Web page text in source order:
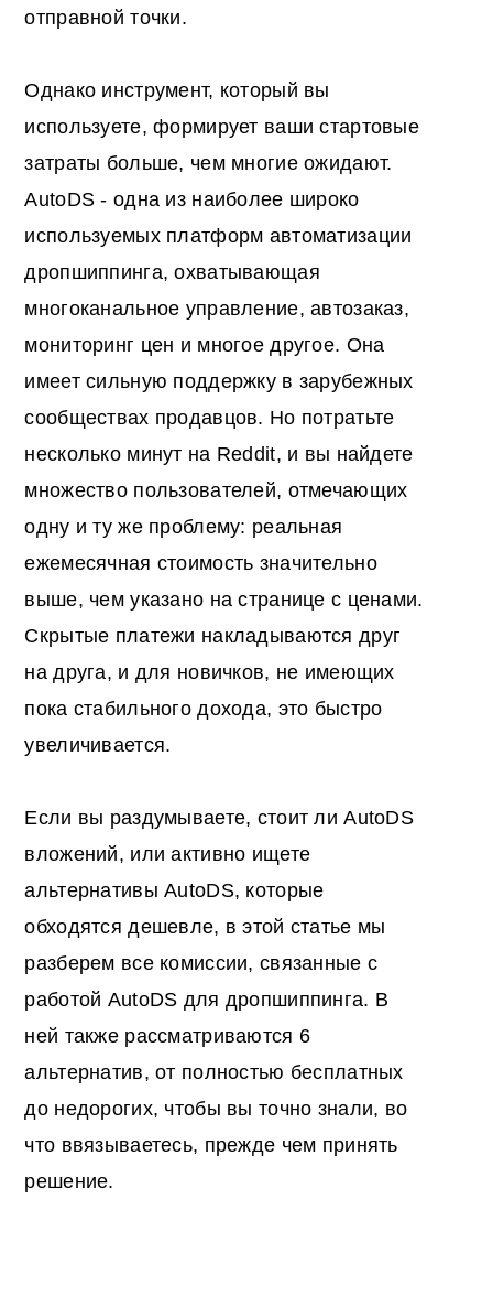
отправной точки.
Однако инструмент, который вы
используете, формирует ваши стартовые
затраты больше, чем многие ожидают.
AutoDS - одна из наиболее широко
используемых платформ автоматизации
дропшиппинга, охватывающая
многоканальное управление, автозаказ,
мониторинг цен и многое другое. Она
имеет сильную поддержку в зарубежных
сообществах продавцов. Но потратьте
несколько минут на Reddit, и вы найдете
множество пользователей, отмечающих
одну и ту же проблему: реальная
ежемесячная стоимость значительно
выше, чем указано на странице с ценами.
Скрытые платежи накладываются друг
на друга, и для новичков, не имеющих
пока стабильного дохода, это быстро
увеличивается.
Если вы раздумываете, стоит ли AutoDS
вложений, или активно ищете
альтернативы AutoDS, которые
обходятся дешевле, в этой статье мы
разберем все комиссии, связанные с
работой AutoDS для дропшиппинга. В
ней также рассматриваются 6
альтернатив, от полностью бесплатных
до недорогих, чтобы вы точно знали, во
что ввязываетесь, прежде чем принять
решение.